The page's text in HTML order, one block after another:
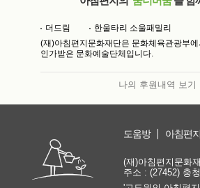
더드림
한울타리 소울패밀리
(재)아침편지문화재단은 문화체육관광부에
인가받은 문화예술단체입니다.
나의 후원내역 보기
도움방 아침편
(재)아침편지문화
주소 : (27452) 충